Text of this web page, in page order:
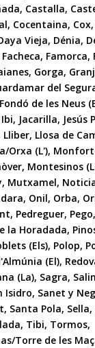
, Castalla,
, Cocentaina, Cox,
Vieja, Dénia,
Facheca, Famorca,
, Gorga,
del
de les Neus
Ibi, Jacarilla, Jesús
Lliber, Llosa de
Orxa (L'),
, Montesinos
, Mutxamel,
, Onil, Orba,
, Pedreguer, Pego,
la Horadada,
(Els), Polop,
(El),
(La), Sagra,
Isidro, Sanet y
, Santa Pola, Sella,
, Tibi, Tormos,
Torre de les